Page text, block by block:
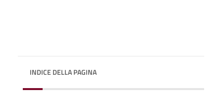
INDICE DELLA PAGINA